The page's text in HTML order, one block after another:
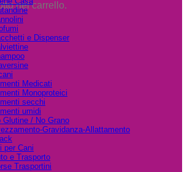
nel carrello.
e Dispenser
Medicati
Monoproteici
secchi
umidi
Glutine / No Grano
Gravidanza-Allattamento
per Cani
e Trasporto
Trasportini